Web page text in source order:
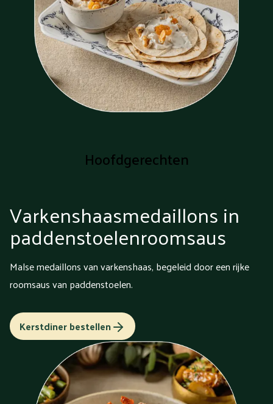
Hoofdgerechten
Varkenshaasmedaillons in
paddenstoelenroomsaus
Malse medaillons van varkenshaas, begeleid door een rijke
roomsaus van paddenstoelen.
Kerstdiner bestellen